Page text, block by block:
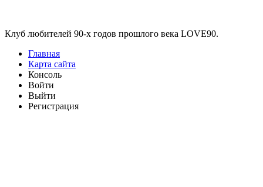
Клуб любителей 90-х годов прошлого века LOVE90.
Главная
Карта сайта
Консоль
Войти
Выйти
Регистрация